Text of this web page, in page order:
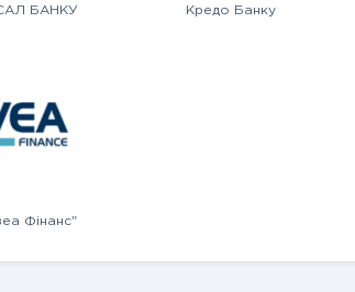
БАНКУ
Кредо Банку
Фінанс"